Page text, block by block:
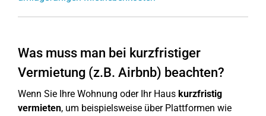
Was muss man bei kurzfristiger
Vermietung (z.B. Airbnb) beachten?
Wenn Sie Ihre Wohnung oder Ihr Haus kurzfristig
vermieten, um beispielsweise über Plattformen wie